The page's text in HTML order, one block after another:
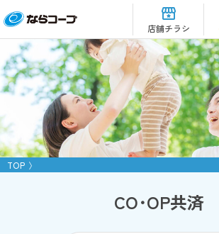
店舗チラシ
TOP
CO･OP共済